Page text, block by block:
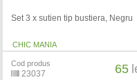
Set 3 x sutien tip bustiera, Negru
CHIC MANIA
Cod produs
23037 65